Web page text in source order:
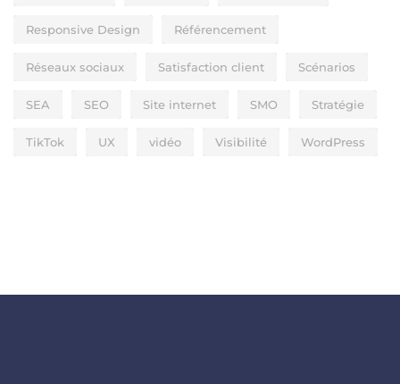
Responsive Design Référencement
Réseaux sociaux Satisfaction client Scénarios
SEA SEO Site internet SMO Stratégie
TikTok UX vidéo Visibilité WordPress